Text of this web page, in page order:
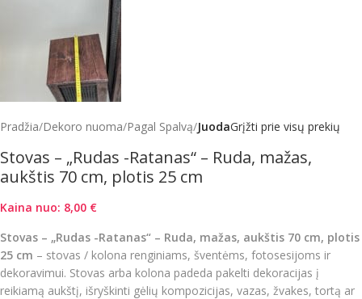
Pradžia Dekoro nuoma Pagal Spalvą JuodaGrįžti prie visų prekių
Stovas – „Rudas -Ratanas“ – Ruda, mažas,
aukštis 70 cm, plotis 25 cm
Kaina nuo: 8,00 €
Stovas – „Rudas -Ratanas“ – Ruda, mažas, aukštis 70 cm, plotis
25 cm – stovas / kolona renginiams, šventėms, fotosesijoms ir
dekoravimui. Stovas arba kolona padeda pakelti dekoracijas į
reikiamą aukštį, išryškinti gėlių kompozicijas, vazas, žvakes, tortą ar